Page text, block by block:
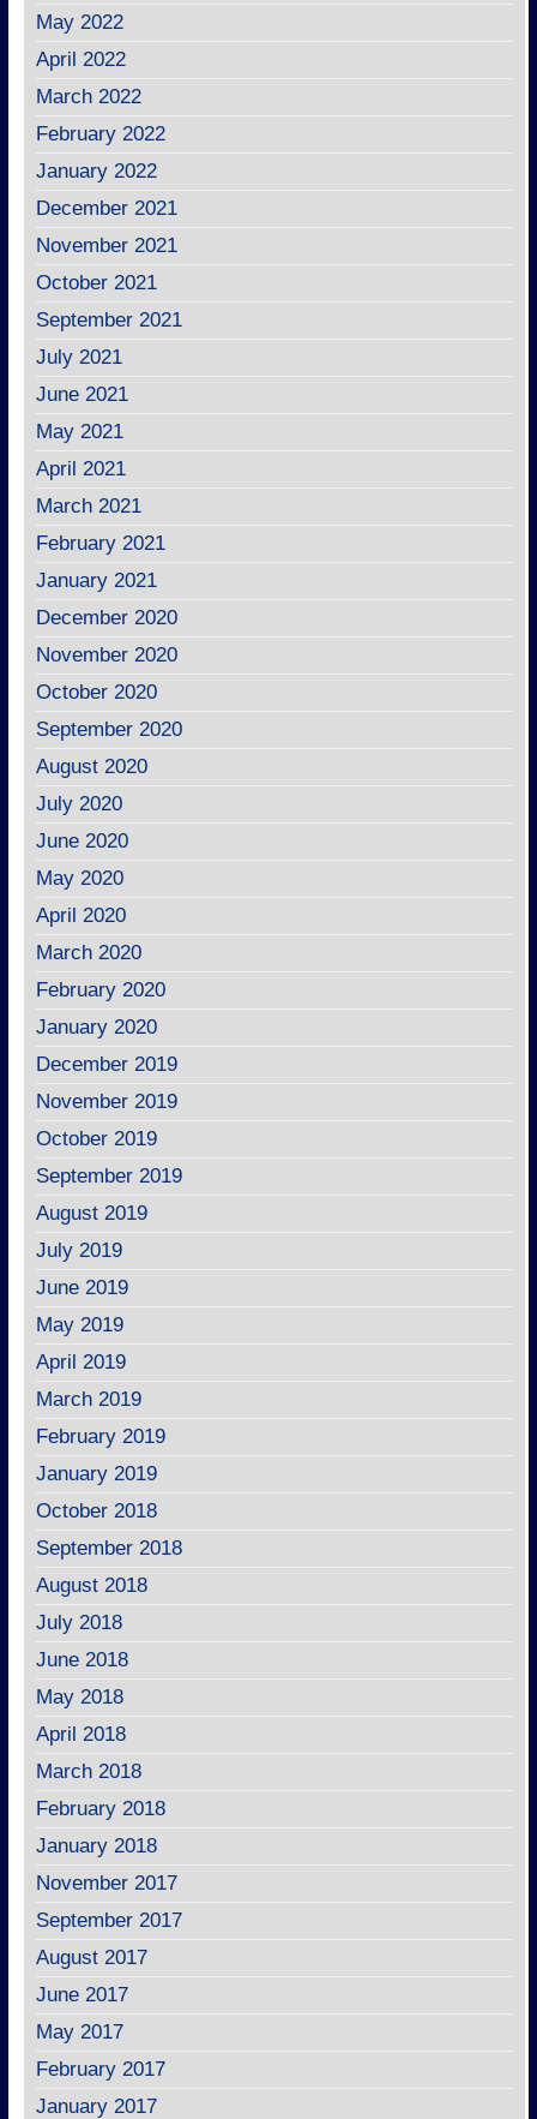
May 2022
April 2022
March 2022
February 2022
January 2022
December 2021
November 2021
October 2021
September 2021
July 2021
June 2021
May 2021
April 2021
March 2021
February 2021
January 2021
December 2020
November 2020
October 2020
September 2020
August 2020
July 2020
June 2020
May 2020
April 2020
March 2020
February 2020
January 2020
December 2019
November 2019
October 2019
September 2019
August 2019
July 2019
June 2019
May 2019
April 2019
March 2019
February 2019
January 2019
October 2018
September 2018
August 2018
July 2018
June 2018
May 2018
April 2018
March 2018
February 2018
January 2018
November 2017
September 2017
August 2017
June 2017
May 2017
February 2017
January 2017